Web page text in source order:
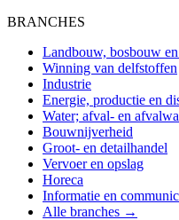
BRANCHES
Landbouw, bosbouw
Winning van delfstoffen
Industrie
Energie, productie en
Water; afval- en
Bouwnijverheid
Groot- en detailhandel
Vervoer en opslag
Horeca
Informatie en
Alle branches →